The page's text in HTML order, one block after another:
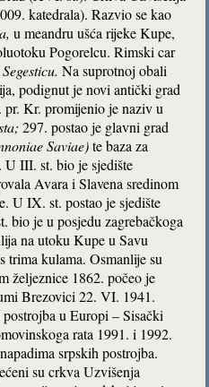
katedrala). Razvio se kao
u meandru ušća rijeke Kupe,
Pogorelcu. Rimski car
Segesticu. Na suprotnoj obali
podignut je novi antički grad
pr. Kr. promijenio je naziv u
297. postao je glavni grad
Saviae)te baza za
III. st. bio je sjedište
Avara i Slavena sredinom
U IX. st. postao je sjedište
bio je u posjedu zagrebačkoga
na utoku Kupe u Savu
trima kulama. Osmanlije su
željeznice 1862. počeo je
Brezovici 22. VI. 1941.
u Europi – Sisački
rata 1991. i 1992.
srpskih postrojba.
su crkva Uzvišenja